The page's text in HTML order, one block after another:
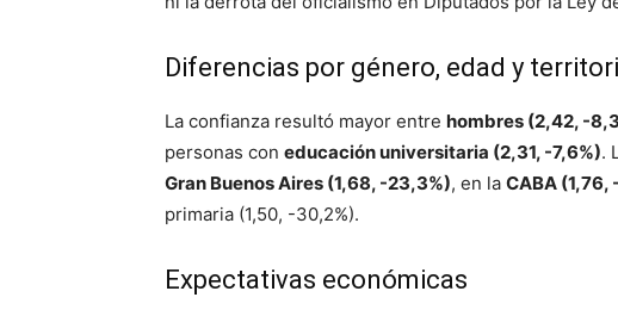
Diferencias por género, edad y
La confianza resultó mayor entre hombres (2,42, -
personas con educación universitaria (2,31, -7,6%).
Gran Buenos Aires (1,68, -23,3%), en la CABA (1,76,
primaria (1,50, -30,2%).
Expectativas económicas